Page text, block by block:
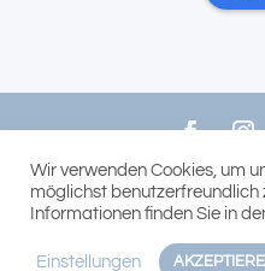
© 2022 LIVING
Wir verwenden Cookies, um
möglichst benutzerfreundlich
Informationen finden Sie in
Einstellungen